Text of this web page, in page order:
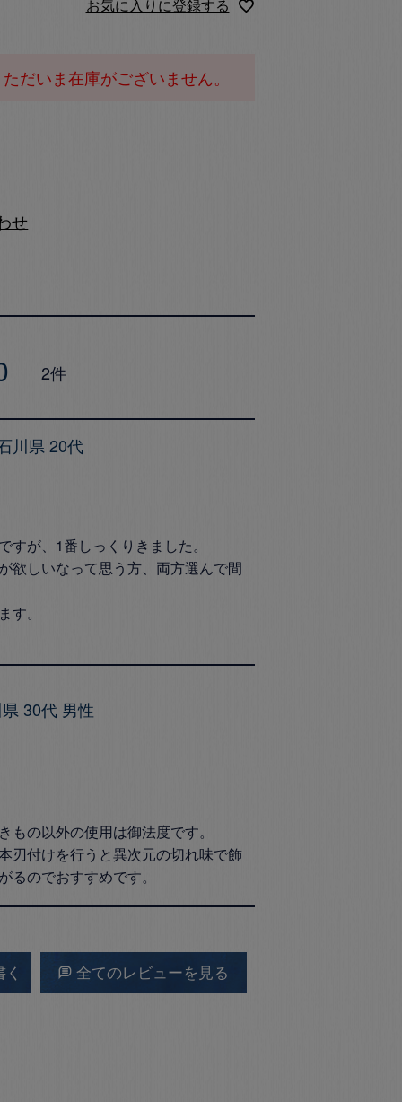
お気に入りに登録する
だいま在庫がございません。
せ
2
川県 20代
すが、1番しっくりきました。
欲しいなって思う方、両方選んで間
す。
30代 男性
もの以外の使用は御法度です。
刃付けを行うと異次元の切れ味で飾
全てのレビューを見る